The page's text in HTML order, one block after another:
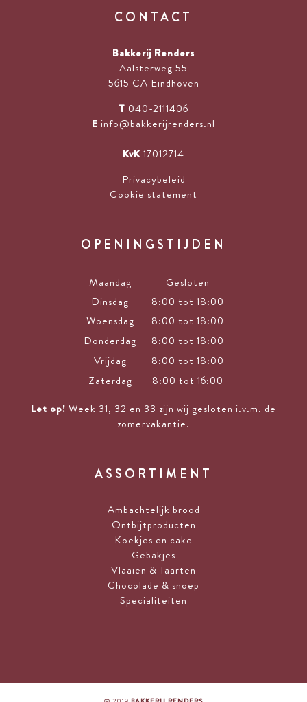
CONTACT
Bakkerij Renders
Aalsterweg 55
5615 CA Eindhoven
T 040-2111406
E info@bakkerijrenders.nl
KvK17012714
Privacybeleid
Cookie statement
OPENINGSTIJDEN
Maandag
Gesloten
Dinsdag
8:00 tot 18:00
Woensdag
8:00 tot 18:00
Donderdag
8:00 tot 18:00
Vrijdag
8:00 tot 18:00
Zaterdag
8:00 tot 16:00
Let op! Week 31, 32 en 33 zijn wij gesloten i.v.m. de
zomervakantie.
ASSORTIMENT
Ambachtelijk brood
Ontbijtproducten
Koekjes en cake
Gebakjes
Vlaaien & Taarten
Chocolade & snoep
Specialiteiten